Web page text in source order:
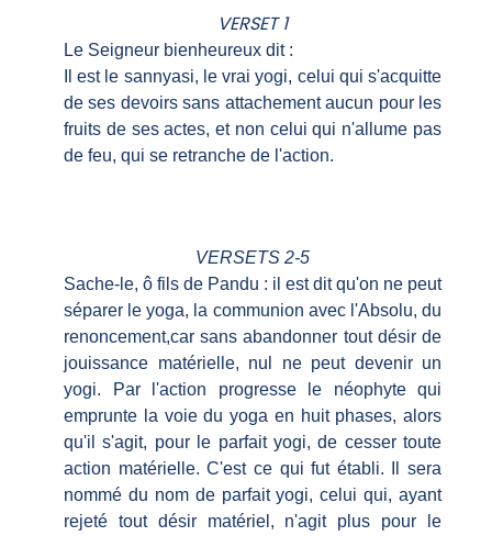
VERSET 1
Le Seigneur bienheureux dit :
Il est le sannyasi, le vrai yogi, celui qui s'acquitte
de ses devoirs sans attachement aucun pour les
fruits de ses actes, et non celui qui n'allume pas
de feu, qui se retranche de l'action.
VERSETS 2-5
Sache-le, ô fils de Pandu : il est dit qu'on ne peut
séparer le yoga, la communion avec l'Absolu, du
renoncement,car sans abandonner tout désir de
jouissance matérielle, nul ne peut devenir un
yogi. Par l'action progresse le néophyte qui
emprunte la voie du yoga en huit phases, alors
qu'il s'agit, pour le parfait yogi, de cesser toute
action matérielle. C'est ce qui fut établi. Il sera
nommé du nom de parfait yogi, celui qui, ayant
rejeté tout désir matériel, n'agit plus pour le